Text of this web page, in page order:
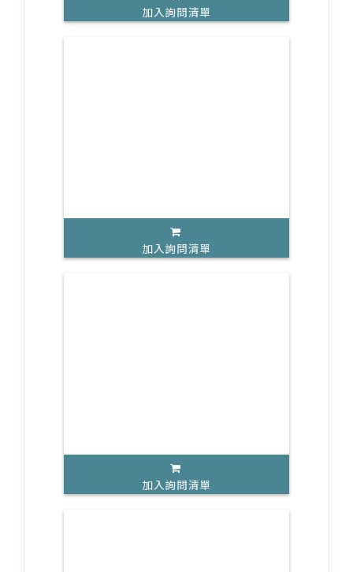
加入詢問清單
加入詢問清單
加入詢問清單